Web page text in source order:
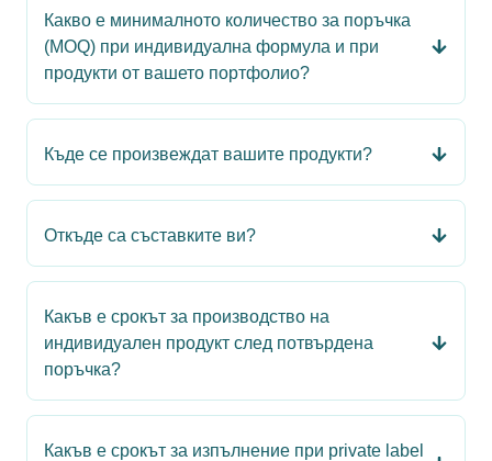
Какво е минималното количество за поръчка
(MOQ) при индивидуална формула и при
продукти от вашето портфолио?
Къде се произвеждат вашите продукти?
Откъде са съставките ви?
Какъв е срокът за производство на
индивидуален продукт след потвърдена
поръчка?
Какъв е срокът за изпълнение при private label